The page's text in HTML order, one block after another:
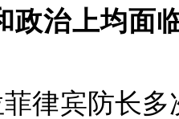
政治上均面
律宾防长